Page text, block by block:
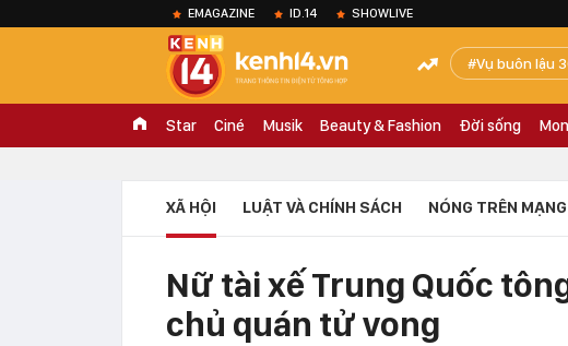
EMAGAZINE ID.14 SHOWLIVE
Vụ buôn lậu
Star Ciné Musik Beauty & Fashion Đời sống
XÃ HỘI LUẬT VÀ CHÍNH SÁCH NÓNG TRÊN MẠNG
Nữ tài xế Trung Quốc
chủ quán tử vong